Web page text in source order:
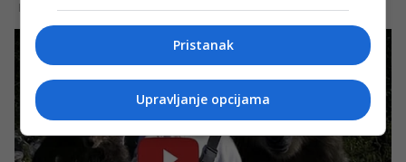
Pristanak
Upravljanje opcijama